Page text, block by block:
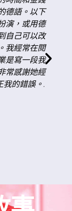
德語。以下
演，或用德
自己可以改
我經常在閱
是寫一段我
常感謝她經
我的錯誤。.